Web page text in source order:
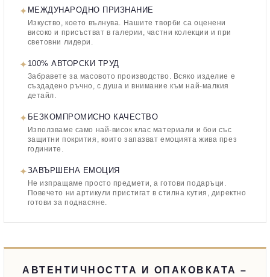
✦ МЕЖДУНАРОДНО ПРИЗНАНИЕ
Изкуство, което вълнува. Нашите творби са оценени
високо и присъстват в галерии, частни колекции и при
световни лидери.
✦ 100% АВТОРСКИ ТРУД
Забравете за масовото производство. Всяко изделие е
създадено ръчно, с душа и внимание към най-малкия
детайл.
✦ БЕЗКОМПРОМИСНО КАЧЕСТВО
Използваме само най-висок клас материали и бои със
защитни покрития, които запазват емоцията жива през
годините.
✦ЗАВЪРШЕНА ЕМОЦИЯ
Не изпращаме просто предмети, а готови подаръци.
Повечето ни артикули пристигат в стилна кутия, директно
готови за поднасяне.
АВТЕНТИЧНОСТТА И ОПАКОВКАТА –